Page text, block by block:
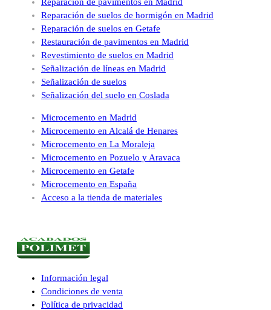
Reparación de suelos de hormigón en Madrid
Reparación de suelos en Getafe
Restauración de pavimentos en Madrid
Revestimiento de suelos en Madrid
Señalización de líneas en Madrid
Señalización de suelos
Señalización del suelo en Coslada
Microcemento en Madrid
Microcemento en Alcalá de Henares
Microcemento en La Moraleja
Microcemento en Pozuelo y Aravaca
Microcemento en Getafe
Microcemento en España
Acceso a la tienda de materiales
Información legal
Condiciones de venta
Política de privacidad